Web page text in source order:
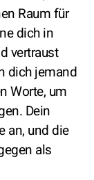
Raum für
dich in
vertraust
dich jemand
Worte, um
Dein
an, und die
als